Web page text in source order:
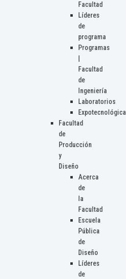
Facultad
Líderes
de
programa
Programas
Facultad
de
Ingeniería
Laboratorios
Expotecnológica
Facultad
de
Producción
y
Diseño
Acerca
de
la
Facultad
Escuela
Pública
de
Diseño
Líderes
de